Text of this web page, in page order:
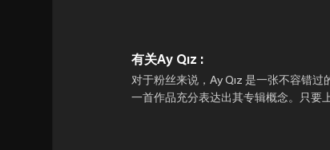
有关Ay Qız :
对于粉丝来说，Ay Qız 是一张不容错
一首作品充分表达出其专辑概念。只要